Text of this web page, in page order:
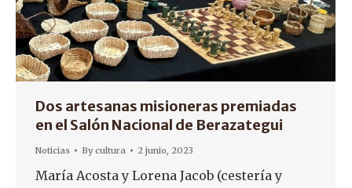
Dos artesanas misioneras premiadas
en el Salón Nacional de Berazategui
Noticias Bycultura 2 junio, 2023
María Acosta y Lorena Jacob (cestería y